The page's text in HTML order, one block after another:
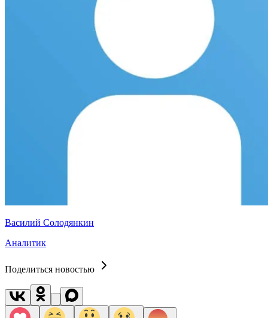
Василий Солодянкин
Аналитик
Поделиться новостью